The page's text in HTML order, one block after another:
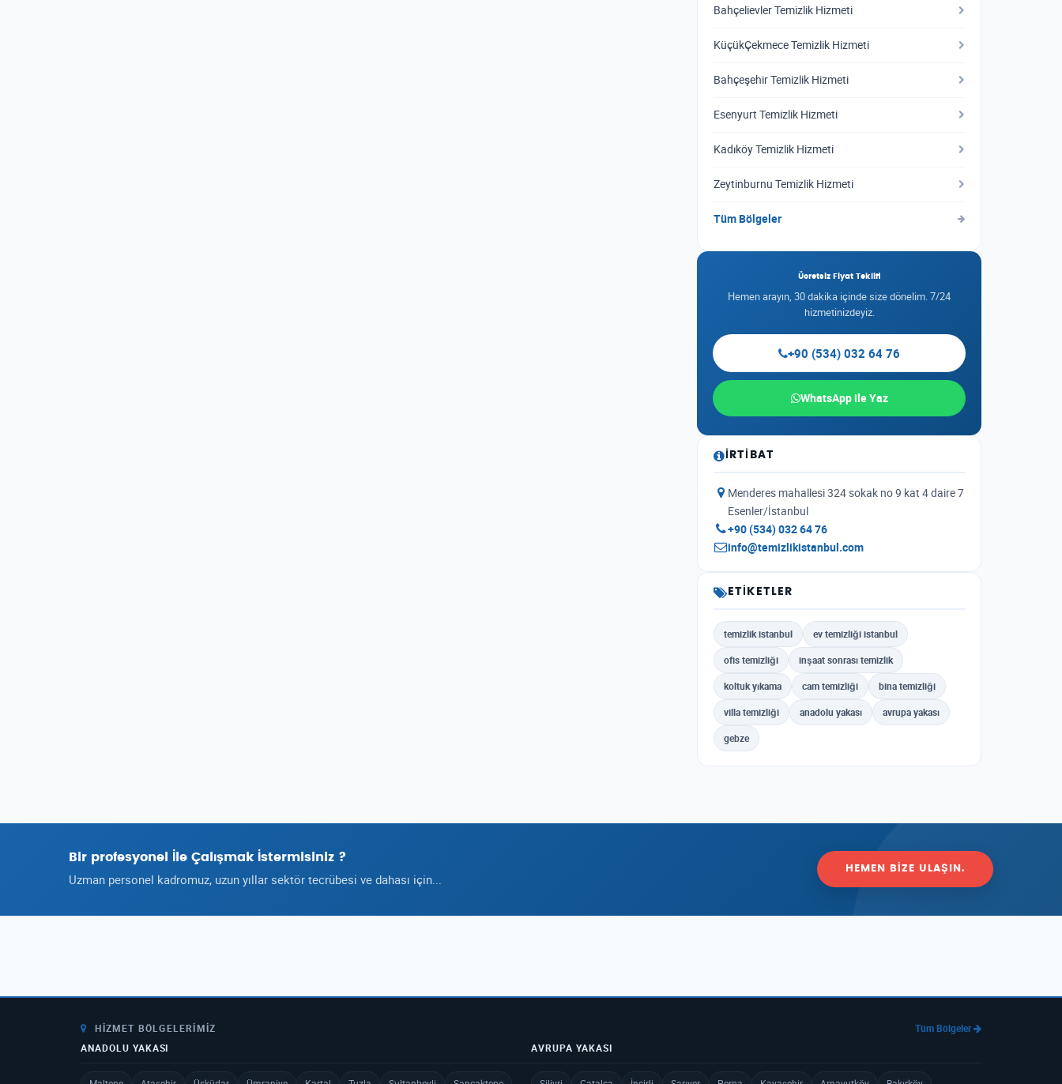
Bahçelievler Temizlik Hizmeti
KüçükÇekmece Temizlik Hizmeti
Bahçeşehir Temizlik Hizmeti
Esenyurt Temizlik Hizmeti
Kadıköy Temizlik Hizmeti
Zeytinburnu Temizlik Hizmeti
Tüm Bölgeler
Ücretsiz Fiyat Teklifi
Hemen arayın, 30 dakika içinde size dönelim. 7/24
hizmetinizdeyiz.
+90 (534) 032 64 76
WhatsApp ile Yaz
İRTIBAT
Menderes mahallesi 324 sokak no 9 kat 4 daire 7
Esenler/İstanbul
+90 (534) 032 64 76
info@temizlikistanbul.com
ETIKETLER
temizlik istanbul ev temizliği istanbul
ofis temizliği inşaat sonrası temizlik
koltuk yıkama cam temizliği bina temizliği
villa temizliği anadolu yakası avrupa yakası
gebze
Bir profesyonel İle Çalışmak İstermisiniz ?
Uzman personel kadromuz, uzun yıllar sektör tecrübesi ve dahası için...
HEMEN BIZE ULAŞIN.
HIZMET BÖLGELERIMIZ
Tüm Bölgeler
ANADOLU YAKASI
AVRUPA YAKASI